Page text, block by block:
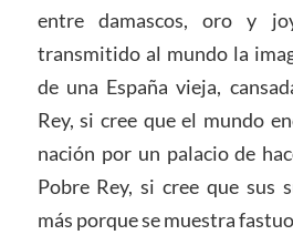
entre damascos, oro y
transmitido al mundo la
de una España vieja,
Rey, si cree que el mundo
nación por un palacio de
Pobre Rey, si cree que sus
más porque se muestra